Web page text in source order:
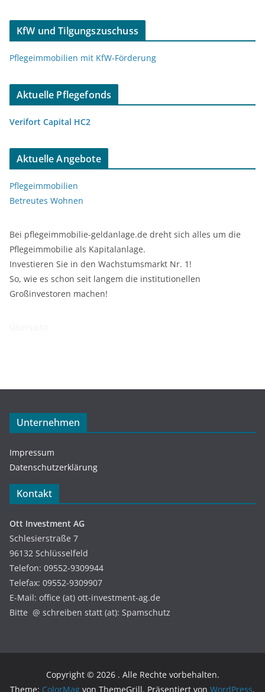
KfW und Tilgungszuschuss
Pflegeimmobilien mit KfW-Förderung
Aktuelle Pflegefonds
Verifort Capital HC2
Aktuelle Angebote
Pflegeimmobilien
Betreutes Wohnen
Bei pflegeimmobilie-geldanlage.de dreht sich alles um die
Pflegeimmobilie als Kapitalanlage.
Investieren Sie in den Wachstumsmarkt Nr. 1!
So, wie es schon seit langem die institutionellen
Großinvestoren machen!
Unternehmen
Impressum
Datenschutzerklärung
Kontakt
Ott Investment AG
Schlesierstraße 7
96132 Schlüsselfeld
Telefon: 09552-9309944
Telefax: 09552-9309907
E-Mail: office (at) ott-investment-ag.de
Bitte @ schreiben statt (at): Spamschutz
Copyright © 2026 . Alle Rechte vorbehalten.
Theme: ColorMag von ThemeGrill. Präsentiert von WordPress.